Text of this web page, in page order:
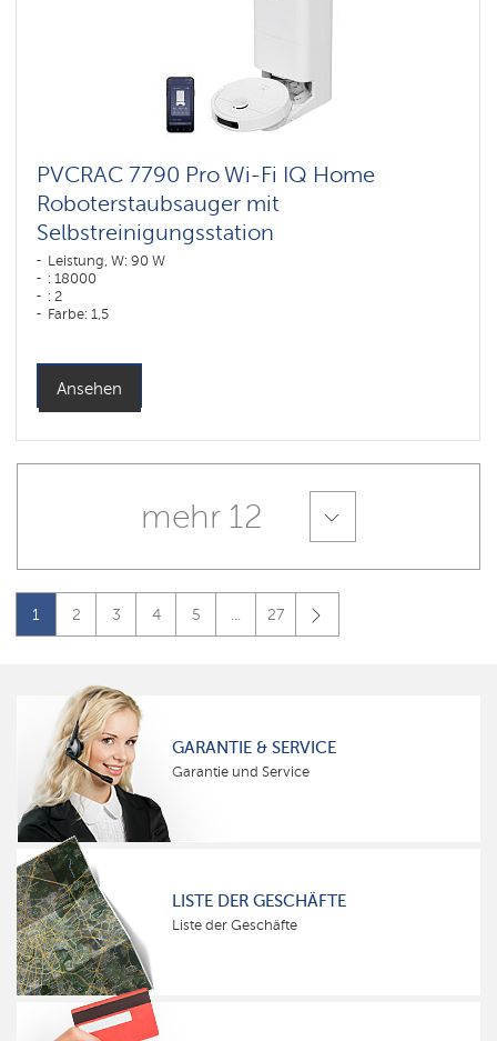
PVCRAC 7790 Pro Wi-Fi IQ Home
Roboterstaubsauger mit
Selbstreinigungsstation
Leistung, W: 90 W
: 18000
: 2
Farbe: 1,5
Seitenbürsten: 1
Ansehen
mehr 12
1 2 3 4 5 ... 27
GARANTIE & SERVICE
Garantie und Service
LISTE DER GESCHÄFTE
Liste der Geschäfte